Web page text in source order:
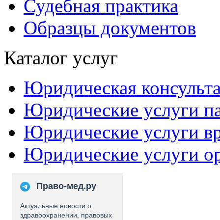
Судебная практика
Образцы документов
Каталог услуг
Юридическая
Юридические услуги
Юридические услуги
Юридические услуги
Право-мед.ру
Актуальные новости о
здравоохранении, правовых